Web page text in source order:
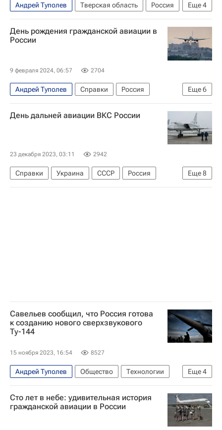
Еще4
Андрей Туполев Тверская область
Россия
Игорь Руденя
Петр I
Российская академия наук
Тверская область
День рождения гражданской авиации в
России
9 февраля 2024, 06:57 2704
Еще6
Андрей Туполев Справки
Россия
СССР
Москва Аэрофлот
Добролет
Ту-104
Ил-18
День дальней авиации ВКС России
23 декабря 2023, 03:11 2942
Еще8
Справки Украина СССР
Россия
Илья Муромец
Николай I
Савельев сообщил, что Россия готова
к созданию нового сверхзвукового
Ту-144
15 ноября 2023, 16:54 8527
Еще4
Андрей Туполев Общество
Технологии
Россия
Виталий Савельев
ОАО "Туполев"
Ту-144
Сто лет в небе: удивительная история
гражданской авиации в России